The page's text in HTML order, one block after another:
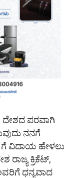
ದೇಶದ ಪರವಾಗಿ
ನನಗೆ
ಗೆ ವಿದಾಯ ಹೇಳಲು
ರಾಜ್ಯ ಕ್ರಿಕೆಟ್,
ಧನ್ಯವಾದ